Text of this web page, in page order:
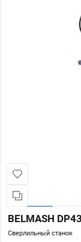
BELMASH
Сверлильный станок